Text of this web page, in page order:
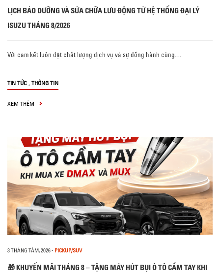
LỊCH BẢO DƯỠNG VÀ SỬA CHỮA LƯU ĐỘNG TỪ HỆ THỐNG ĐẠI LÝ
ISUZU THÁNG 8/2026
Với cam kết luôn đặt chất lượng dịch vụ và sự đồng hành cùng…
TIN TỨC , THÔNG TIN
XEM THÊM
3 THÁNG TÁM, 2026- PICKUP/SUV
🎁 KHUYẾN MÃI THÁNG 8 – TẶNG MÁY HÚT BỤI Ô TÔ CẦM TAY KHI